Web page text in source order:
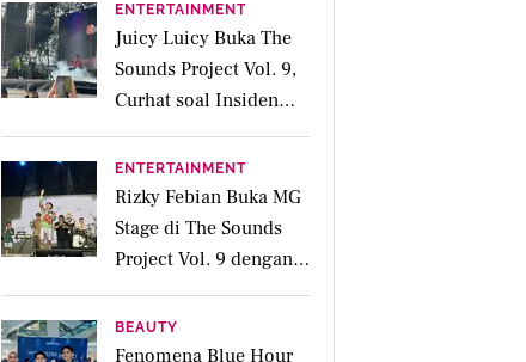
ENTERTAINMENT
Juicy Luicy Buka The
Sounds Project Vol. 9,
Curhat soal Insiden
Salah Kostum
ENTERTAINMENT
Rizky Febian Buka MG
Stage di The Sounds
Project Vol. 9 dengan
Deretan Hitsnya
BEAUTY
Fenomena Blue Hour